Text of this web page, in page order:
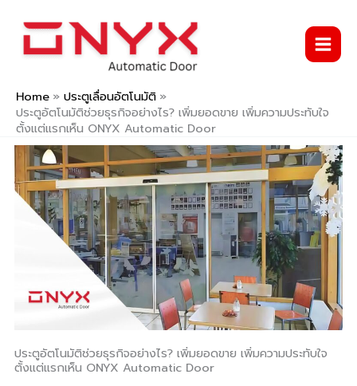
content
Home
ประตูเลื่อนอัตโนมัติ
ประตูอัตโนมัติช่วยธุรกิจอย่างไร? เพิ่มยอดขาย เพิ่มความประทับใจ
ตั้งแต่แรกเห็น ONYX Automatic Door
ประตูอัตโนมัติช่วยธุรกิจอย่างไร? เพิ่มยอดขาย เพิ่มความประทับใจ
ตั้งแต่แรกเห็น ONYX Automatic Door